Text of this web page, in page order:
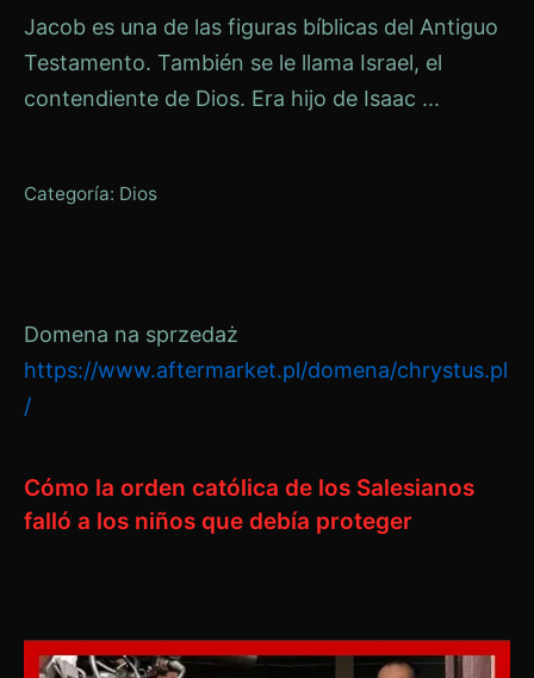
Jacob es una de las figuras bíblicas del Antiguo
Testamento. También se le llama Israel, el
contendiente de Dios. Era hijo de Isaac ...
Categoría: Dios
Domena na sprzedaż
https://www.aftermarket.pl/domena/chrystus.pl
/
Cómo la orden católica de los Salesianos
falló a los niños que debía proteger